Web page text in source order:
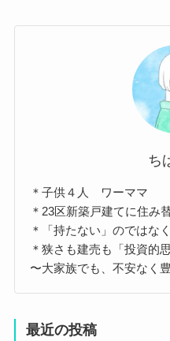
ち
＊子供４人 ワーママ
＊23区新築戸建てに住み
＊「持たない」のではな
＊狭さも建売も「投資的
〜大家族でも、不安なく
最近の投稿